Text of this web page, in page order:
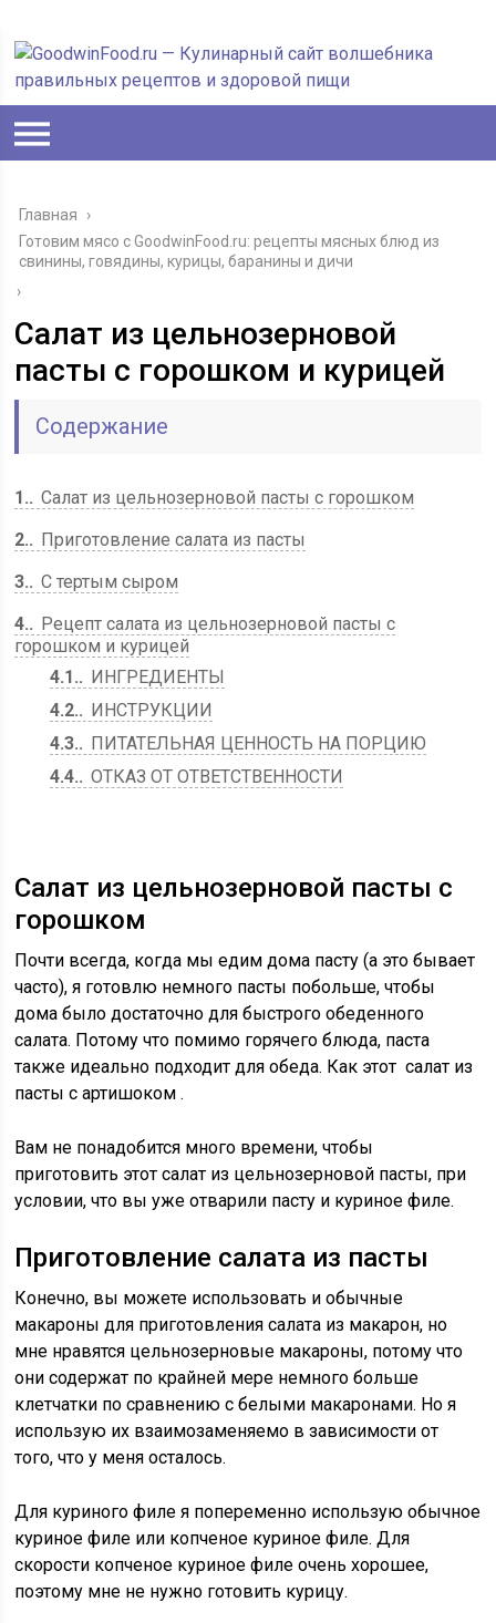
Главная
›
Готовим мясо с GoodwinFood.ru: рецепты мясных блюд из
свинины, говядины, курицы, баранины и дичи
›
Салат из цельнозерновой
пасты с горошком и курицей
Содержание
1.
Салат из цельнозерновой пасты с горошком
2.
Приготовление салата из пасты
3.
С тертым сыром
4.
Рецепт салата из цельнозерновой пасты с
горошком и курицей
4.1.
ИНГРЕДИЕНТЫ
4.2.
ИНСТРУКЦИИ
4.3.
ПИТАТЕЛЬНАЯ ЦЕННОСТЬ НА ПОРЦИЮ
4.4.
ОТКАЗ ОТ ОТВЕТСТВЕННОСТИ
Салат из цельнозерновой пасты с
горошком
Почти всегда, когда мы едим дома пасту (а это бывает
часто), я готовлю немного пасты побольше, чтобы
дома было достаточно для быстрого обеденного
салата. Потому что помимо горячего блюда, паста
также идеально подходит для обеда. Как этотсалат из
пасты с артишоком .
Вам не понадобится много времени, чтобы
приготовить этот салат из цельнозерновой пасты, при
условии, что вы уже отварили пасту и куриное филе.
Приготовление салата из пасты
Конечно, вы можете использовать и обычные
макароны для приготовления салата из макарон, но
мне нравятся цельнозерновые макароны, потому что
они содержат по крайней мере немного больше
клетчатки по сравнению с белыми макаронами. Но я
использую их взаимозаменяемо в зависимости от
того, что у меня осталось.
Для куриного филе я попеременно использую обычное
куриное филе или копченое куриное филе. Для
скорости копченое куриное филе очень хорошее,
поэтому мне не нужно готовить курицу.